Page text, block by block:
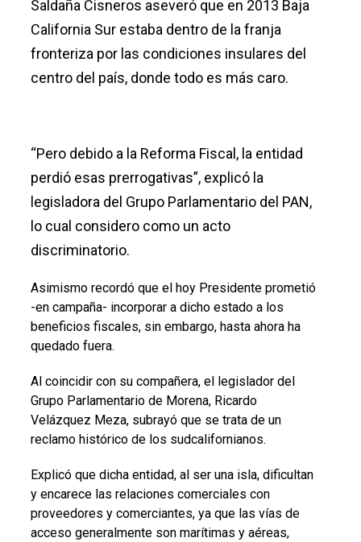
Saldaña Cisneros aseveró que en 2013 Baja
California Sur estaba dentro de la franja
fronteriza por las condiciones insulares del
centro del país, donde todo es más caro.
“Pero debido a la Reforma Fiscal, la entidad
perdió esas prerrogativas”, explicó la
legisladora del Grupo Parlamentario del PAN,
lo cual considero como un acto
discriminatorio.
Asimismo recordó que el hoy Presidente prometió
-en campaña- incorporar a dicho estado a los
beneficios fiscales, sin embargo, hasta ahora ha
quedado fuera.
Al coincidir con su compañera, el legislador del
Grupo Parlamentario de Morena, Ricardo
Velázquez Meza, subrayó que se trata de un
reclamo histórico de los sudcalifornianos.
Explicó que dicha entidad, al ser una isla, dificultan
y encarece las relaciones comerciales con
proveedores y comerciantes, ya que las vías de
acceso generalmente son marítimas y aéreas,